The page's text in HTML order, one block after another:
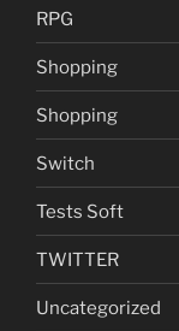
RPG
Shopping
Shopping
Switch
Tests Soft
TWITTER
Uncategorized